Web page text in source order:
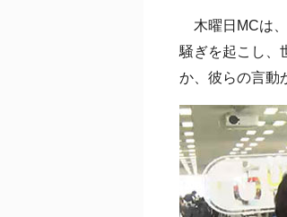
木曜日MCは、
騒ぎを起こし、
か、彼らの言動